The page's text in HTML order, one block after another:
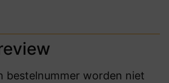
bestelnummer worden niet